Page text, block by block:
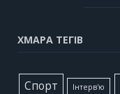
ХМАРА ТЕГІВ
Cпорт Інтерв'ю